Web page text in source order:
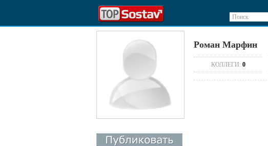
Поиск
Роман Марфин
КОЛЛЕГИ: 0